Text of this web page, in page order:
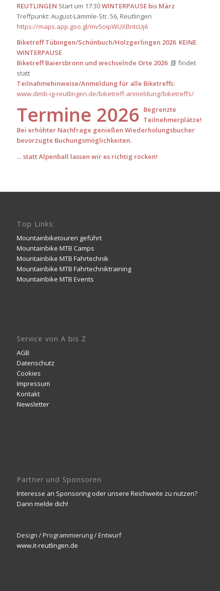
REUTLINGEN Start um 17:30WINTERPAUSE bis März
Treffpunkt: August-Lämmle-Str. 56, Reutlingen
https://maps.app.goo.gl/mv5oipWUXBritcUj6
Biketreff Tübingen/Schönbuch/Holzgerlingen 2026 KEINE
WINTERPAUSE
Biketreff Baiersbronn und wechselnde Orte 2026 📗 findet
statt
Teilnahmehinweise/Anmeldung für alle Biketreffs:
www.dimb-ig-reutlingen.de/biketreff-anmeldung/biketreffs/
Termine 2026 Begrenzte
Teilnehmerplätze!
Bei erhöhter Nachfrage genießen Wiederholungsbucher
bevorzugte Buchungsmöglichkeiten.
… statt Alpenball lassen wir es richtig rocken!
Top Links:
Mountainbiketouren geführt
Mountainbike MTB Camps
Mountainbike MTB Fahrtechnik
Mountainbike MTB Fahrtechniktraining
Mountainbike MTB Events
Service von A bis Z
AGB
Datenschutz
Cookies
Impressum
Kontakt
Newsletter
Partner und Sponsoren
Interesse an Sponsoring oder unsere Reichweite zu nutzen?
Dann melde dich!
Design / Programmierung / Entwurf
www.it-reutlingen.de